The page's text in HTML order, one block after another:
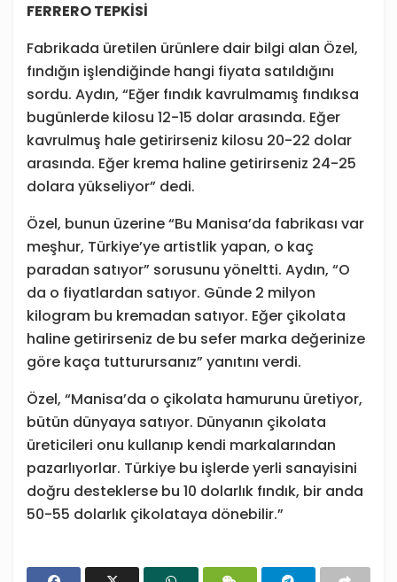
FERRERO TEPKİSİ
Fabrikada üretilen ürünlere dair bilgi alan Özel,
fındığın işlendiğinde hangi fiyata satıldığını
sordu. Aydın, “Eğer fındık kavrulmamış fındıksa
bugünlerde kilosu 12-15 dolar arasında. Eğer
kavrulmuş hale getirirseniz kilosu 20-22 dolar
arasında. Eğer krema haline getirirseniz 24-25
dolara yükseliyor” dedi.
Özel, bunun üzerine “Bu Manisa’da fabrikası var
meşhur, Türkiye’ye artistlik yapan, o kaç
paradan satıyor” sorusunu yöneltti. Aydın, “O
da o fiyatlardan satıyor. Günde 2 milyon
kilogram bu kremadan satıyor. Eğer çikolata
haline getirirseniz de bu sefer marka değerinize
göre kaça tutturursanız” yanıtını verdi.
Özel, “Manisa’da o çikolata hamurunu üretiyor,
bütün dünyaya satıyor. Dünyanın çikolata
üreticileri onu kullanıp kendi markalarından
pazarlıyorlar. Türkiye bu işlerde yerli sanayisini
doğru desteklerse bu 10 dolarlık fındık, bir anda
50-55 dolarlık çikolataya dönebilir.”